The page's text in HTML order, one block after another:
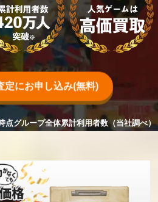
定にお申し込み(無料)